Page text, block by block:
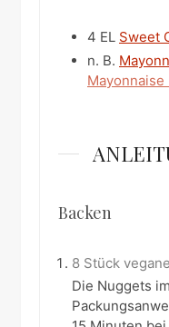
4 EL Sweet
n. B.
Backen
8 Stück
Die Nuggets